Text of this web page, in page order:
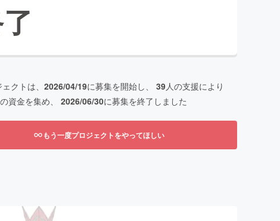
クトは、 2026/04/19に募集を開始し、 39人の支援により
資金を集め、 2026/06/30に募集を終了しました
もう一度プロジェクトをやってほしい